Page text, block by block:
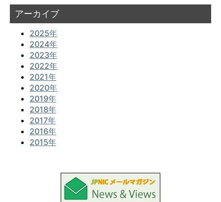
アーカイブ
2025年
2024年
2023年
2022年
2021年
2020年
2019年
2018年
2017年
2016年
2015年